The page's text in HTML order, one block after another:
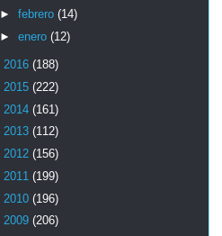
► febrero (14)
► enero (12)
2016 (188)
2015 (222)
2014 (161)
2013 (112)
2012 (156)
2011 (199)
2010 (196)
2009 (206)